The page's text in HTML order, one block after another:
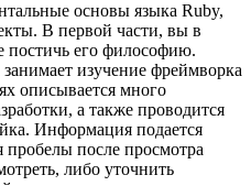
основы языка Ruby,
В первой части, вы в
постичь его философию.
изучение фреймворка
описывается много
а также проводится
Информация подается
пробелы после просмотра
либо уточнить